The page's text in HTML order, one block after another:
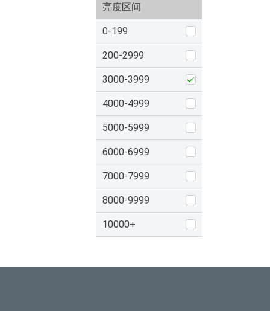
亮度区间
0-199
200-2999
3000-3999
4000-4999
5000-5999
6000-6999
7000-7999
8000-9999
10000+